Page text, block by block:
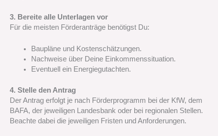
3. Bereite alle Unterlagen vor
Für die meisten Förderanträge benötigst Du:
Baupläne und Kostenschätzungen.
Nachweise über Deine Einkommenssituation.
Eventuell ein Energiegutachten.
4. Stelle den Antrag
Der Antrag erfolgt je nach Förderprogramm bei der KfW, dem
BAFA, der jeweiligen Landesbank oder bei regionalen Stellen.
Beachte dabei die jeweiligen Fristen und Anforderungen.